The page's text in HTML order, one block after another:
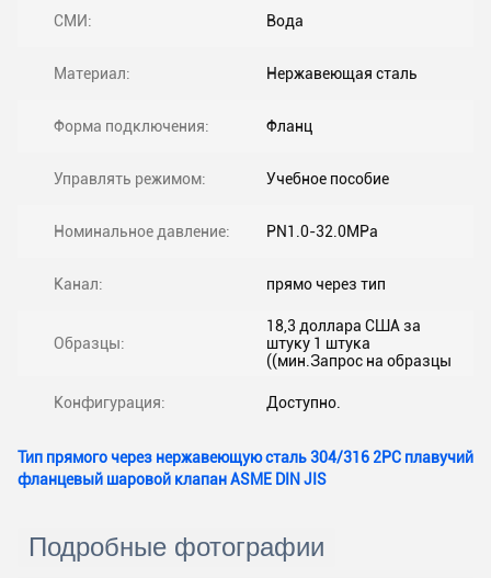
СМИ: Вода
Материал: Нержавеющая сталь
Форма подключения: Фланц
Управлять режимом: Учебное пособие
Номинальное давление: PN1.0-32.0MPa
Канал: прямо через тип
Образцы:
18,3 доллара США за
штуку 1 штука
((мин.Запрос на образцы
Конфигурация: Доступно.
Тип прямого через нержавеющую сталь 304/316 2PC плавучий
фланцевый шаровой клапан ASME DIN JIS
Подробные фотографии